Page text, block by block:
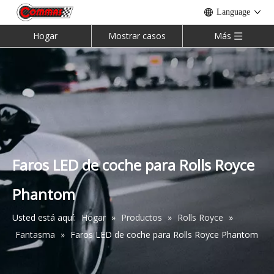
Language
Hogar Mostrar casos Más
Faros LED de coche para Rolls Royce
Phantom
Usted está aquí: Hogar » Productos » Rolls Royce »
Fantasma » Faros LED de coche para Rolls Royce Phantom
Kit de carrocería McLaren 540c 570s 570gt 600LT Kit de carrocería Mansory de media fibra de carbono para Rolls Royce Cullinan